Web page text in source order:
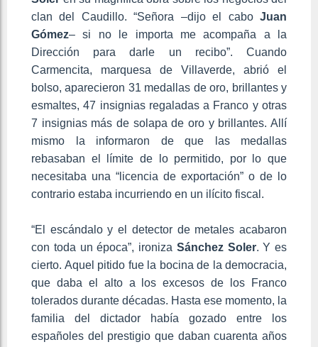
clan del Caudillo. “Señora –dijo el cabo Juan
Gómez– si no le importa me acompaña a la
Dirección para darle un recibo”. Cuando
Carmencita, marquesa de Villaverde, abrió el
bolso, aparecieron 31 medallas de oro, brillantes y
esmaltes, 47 insignias regaladas a Franco y otras
7 insignias más de solapa de oro y brillantes. Allí
mismo la informaron de que las medallas
rebasaban el límite de lo permitido, por lo que
necesitaba una “licencia de exportación” o de lo
contrario estaba incurriendo en un ilícito fiscal.
“El escándalo y el detector de metales acabaron
con toda un época”, ironiza Sánchez Soler. Y es
cierto. Aquel pitido fue la bocina de la democracia,
que daba el alto a los excesos de los Franco
tolerados durante décadas. Hasta ese momento, la
familia del dictador había gozado entre los
españoles del prestigio que daban cuarenta años